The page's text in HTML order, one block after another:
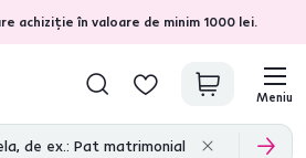
achiziție în valoare de minim 1000 lei.
recenzii de produs verificate
Meniu